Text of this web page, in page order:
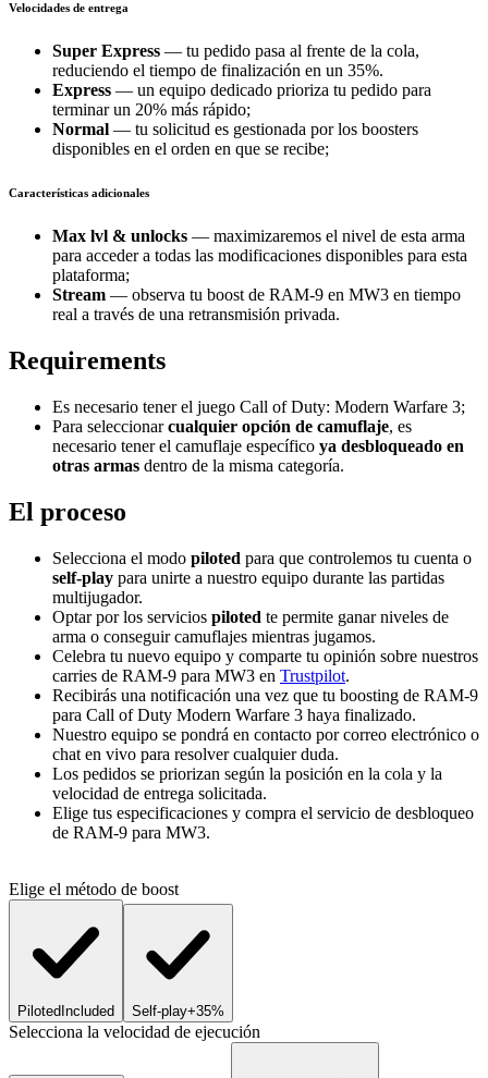
Velocidades de entrega
Super Express — tu pedido pasa al frente de la cola,
reduciendo el tiempo de finalización en un 35%.
Express — un equipo dedicado prioriza tu pedido para
terminar un 20% más rápido;
Normal — tu solicitud es gestionada por los boosters
disponibles en el orden en que se recibe;
Características adicionales
Max lvl & unlocks — maximizaremos el nivel de esta arma
para acceder a todas las modificaciones disponibles para esta
plataforma;
Stream — observa tu boost de RAM-9 en MW3 en tiempo
real a través de una retransmisión privada.
Requirements
Es necesario tener el juego Call of Duty: Modern Warfare 3;
Para seleccionarcualquier opción de camuflaje, es
necesario tener el camuflaje específico ya desbloqueado en
otras armas dentro de la misma categoría.
El proceso
Selecciona el modo piloted para que controlemos tu cuenta o
self-play para unirte a nuestro equipo durante las partidas
multijugador.
Optar por los servicios piloted te permite ganar niveles de
arma o conseguir camuflajes mientras jugamos.
Celebra tu nuevo equipo y comparte tu opinión sobre nuestros
carries de RAM-9 para MW3 en Trustpilot.
Recibirás una notificación una vez que tu boosting de RAM-9
para Call of Duty Modern Warfare 3 haya finalizado.
Nuestro equipo se pondrá en contacto por correo electrónico o
chat en vivo para resolver cualquier duda.
Los pedidos se priorizan según la posición en la cola y la
velocidad de entrega solicitada.
Elige tus especificaciones y compra el servicio de desbloqueo
de RAM-9 para MW3.
Elige el método de boost
Piloted Included Self-play+35%
Selecciona la velocidad de ejecución